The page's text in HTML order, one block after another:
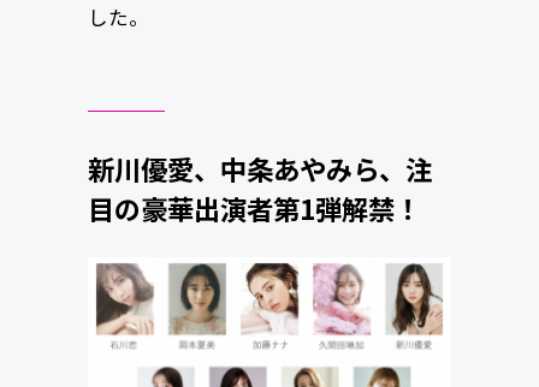
した。
新川優愛、中条あやみら、注
目の豪華出演者第1弾解禁！